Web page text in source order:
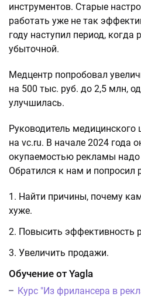
инструментов. Старые
работать уже не так
году наступил период, когда
убыточной.
Медцентр попробовал
на 500 тыс. руб. до 2,5 млн,
улучшилась.
Руководитель
на vc.ru. В начале 2024 года
окупаемостью рекламы надо
Обратился к нам и попросил
Найти причины, почему
хуже.
Повысить эффективность
Увеличить продажи.
Обучение от Yagla
Курс "Из фрилансера в